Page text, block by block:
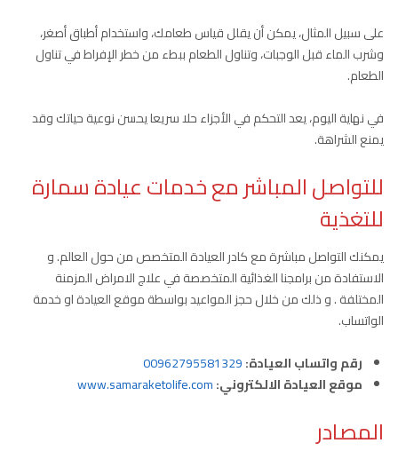
على سبيل المثال، يمكن أن يقلل قياس طعامك، واستخدام أطباق أصغر،
وشرب الماء قبل الوجبات، وتناول الطعام ببطء من خطر الإفراط في تناول
الطعام.
في نهاية اليوم، يعد التحكم في الأجزاء حلا سريعا يحسن نوعية حياتك وقد
يمنع الشراهة.
للتواصل المباشر مع خدمات عيادة سمارة
للتغذية
يمكنك التواصل مباشرة مع كادر العيادة المتخصص من حول العالم. و
الاستفادة من برامجنا الغذائية المتخصصة في علاج الامراض المزمنة
المختلفة . و ذلك من خلال حجز المواعيد بواسطة موقع العيادة او خدمة
الواتساب.
رقم واتساب العيادة:00962795581329
موقع العيادة الالكتروني:www.samaraketolife.com
المصادر